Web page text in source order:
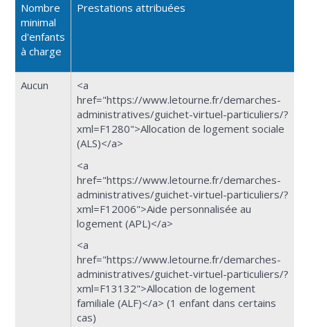
Nombre
minimal
d'enfants
à charge
Prestations attribuées
Aucun
<a
href="https://www.letourne.fr/demarches-
administratives/guichet-virtuel-particuliers/?
xml=F1280">Allocation de logement sociale
(ALS)</a>
<a
href="https://www.letourne.fr/demarches-
administratives/guichet-virtuel-particuliers/?
xml=F12006">Aide personnalisée au
logement (APL)</a>
<a
href="https://www.letourne.fr/demarches-
administratives/guichet-virtuel-particuliers/?
xml=F13132">Allocation de logement
familiale (ALF)</a> (1 enfant dans certains
cas)